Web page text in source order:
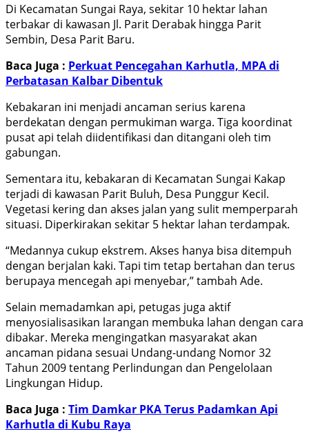
Di Kecamatan Sungai Raya, sekitar 10 hektar lahan
terbakar di kawasan Jl. Parit Derabak hingga Parit
Sembin, Desa Parit Baru.
Baca Juga : Perkuat Pencegahan Karhutla, MPA di
Perbatasan Kalbar Dibentuk
Kebakaran ini menjadi ancaman serius karena
berdekatan dengan permukiman warga. Tiga koordinat
pusat api telah diidentifikasi dan ditangani oleh tim
gabungan.
Sementara itu, kebakaran di Kecamatan Sungai Kakap
terjadi di kawasan Parit Buluh, Desa Punggur Kecil.
Vegetasi kering dan akses jalan yang sulit memperparah
situasi. Diperkirakan sekitar 5 hektar lahan terdampak.
“Medannya cukup ekstrem. Akses hanya bisa ditempuh
dengan berjalan kaki. Tapi tim tetap bertahan dan terus
berupaya mencegah api menyebar,” tambah Ade.
Selain memadamkan api, petugas juga aktif
menyosialisasikan larangan membuka lahan dengan cara
dibakar. Mereka mengingatkan masyarakat akan
ancaman pidana sesuai Undang-undang Nomor 32
Tahun 2009 tentang Perlindungan dan Pengelolaan
Lingkungan Hidup.
Baca Juga : Tim Damkar PKA Terus Padamkan Api
Karhutla di Kubu Raya